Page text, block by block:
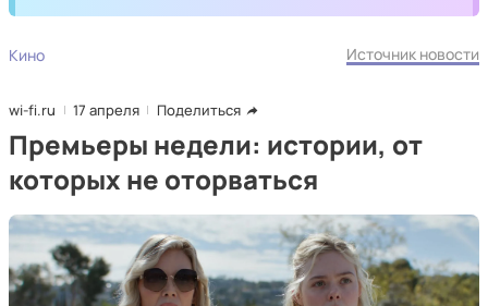
Кино Источник новости
wi-fi.ru 17 апреля Поделиться
Премьеры недели: истории, от
которых не оторваться